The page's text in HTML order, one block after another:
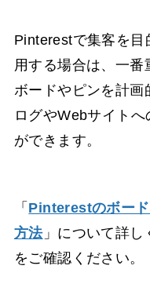
Pinterestで集客を目
用する場合は、一番
ボードやピンを計画
ログやWebサイト
ができます。
「 Pinterestのボー
方法」について詳し
をご確認ください。